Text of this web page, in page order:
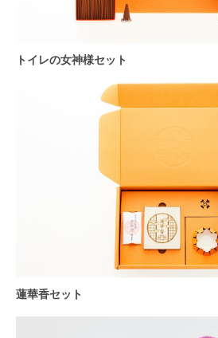
トイレの女神様セット
蓮華香セット